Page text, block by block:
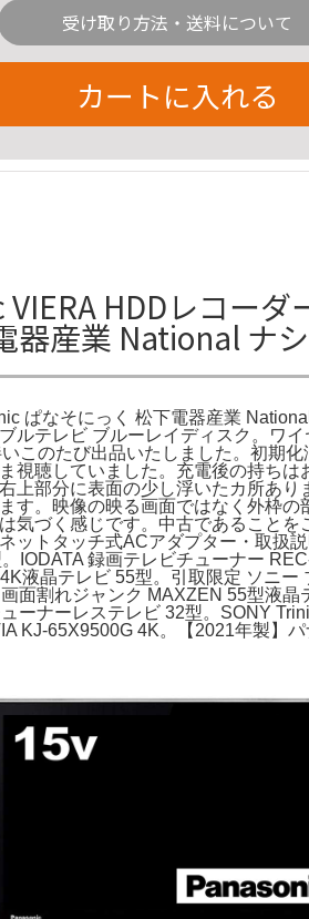
受け取り方法・送料について
カートに入れる
VIERA HDDレコー
器産業 National ナ
ぱなそにっく 松下電器産業
ルテレビ ブルーレイディスク。ワ
このたび出品いたしました。初期
視聴していました。充電後の持ち
上部分に表面の少し浮いたカ所あ
す。映像の映る画面ではなく外枠
気づく感じです。中古であること
ットタッチ式ACアダプター・取扱
。IODATA 録画テレビチューナー
液晶テレビ 55型。引取限定 ソニ
面割れジャンク MAXZEN 55型液
ーナーレステレビ 32型。SONY
KJ-65X9500G 4K。【2021年製】